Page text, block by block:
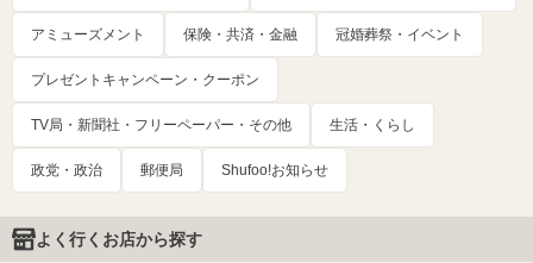
アミューズメント 保険・共済・金融 冠婚葬祭・イベント
プレゼントキャンペーン・クーポン
TV局・新聞社・フリーペーパー・その他 生活・くらし
政党・政治 郵便局 Shufoo!お知らせ
よく行くお店から探す